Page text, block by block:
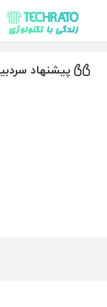
تکراتو – زندگی با
پیشنهاد